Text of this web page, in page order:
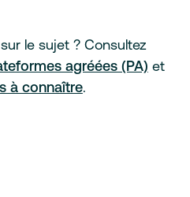
le sujet ? Consultez
agréées (PA) et
à connaître.